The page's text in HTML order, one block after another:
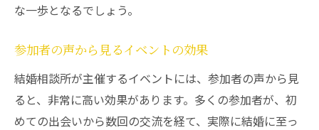
な一歩となるでしょう。
参加者の声から見るイベントの効果
結婚相談所が主催するイベントには、参加者の声から見
ると、非常に高い効果があります。多くの参加者が、初
めての出会いから数回の交流を経て、実際に結婚に至っ